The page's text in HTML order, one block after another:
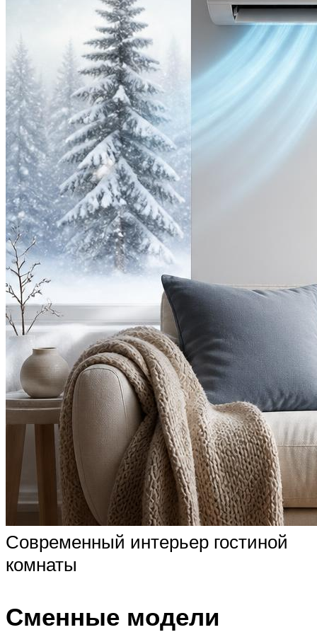
Современный интерьер гостиной
комнаты
Сменные модели